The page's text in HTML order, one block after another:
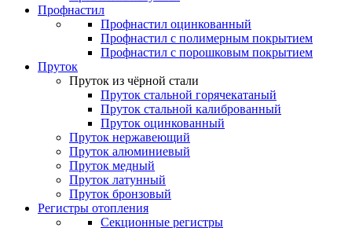
Профнастил
Профнастил оцинкованный
Профнастил с полимерным покрытием
Профнастил с порошковым покрытием
Пруток
Пруток из чёрной стали
Пруток стальной горячекатаный
Пруток стальной калиброванный
Пруток оцинкованный
Пруток нержавеющий
Пруток алюминиевый
Пруток медный
Пруток латунный
Пруток бронзовый
Регистры отопления
Секционные регистры